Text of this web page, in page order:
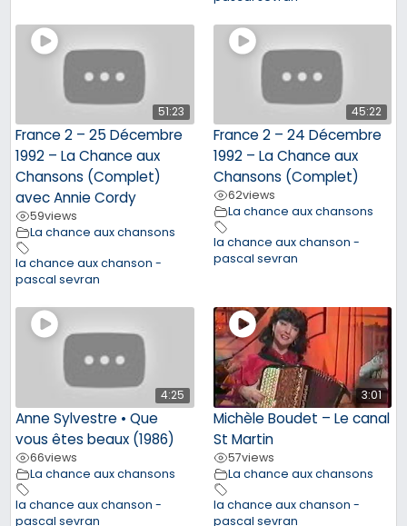
51:23
France 2 – 25 Décembre
1992 – La Chance aux
Chansons (Complet)
avec Annie Cordy
59views
La chance aux chansons
la chance aux chanson -
pascal sevran
45:22
France 2 – 24 Décembre
1992 – La Chance aux
Chansons (Complet)
62views
La chance aux chansons
la chance aux chanson -
pascal sevran
4:25
Anne Sylvestre • Que
vous êtes beaux (1986)
66views
La chance aux chansons
la chance aux chanson -
pascal sevran
3:01
Michèle Boudet – Le canal
St Martin
57views
La chance aux chansons
la chance aux chanson -
pascal sevran